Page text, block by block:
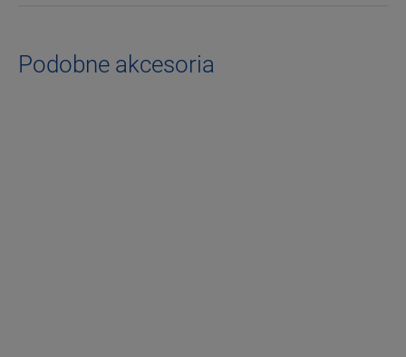
Podobne akcesoria